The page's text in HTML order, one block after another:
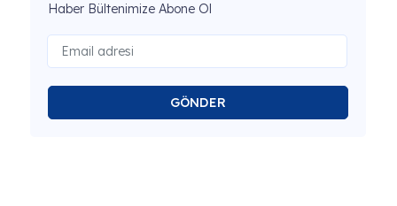
Haber Bültenimize Abone Ol
GÖNDER